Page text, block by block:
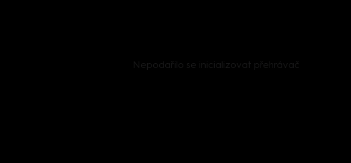
Nepodařilo se inicializovat přehrávač